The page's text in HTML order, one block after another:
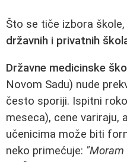
Što se tiče izbora
državnih i privatnih
Državne medicinske
Novom Sadu) nude
često sporiji. Ispitni
meseca), cene variraju,
učenicima može biti
neko primećuje: